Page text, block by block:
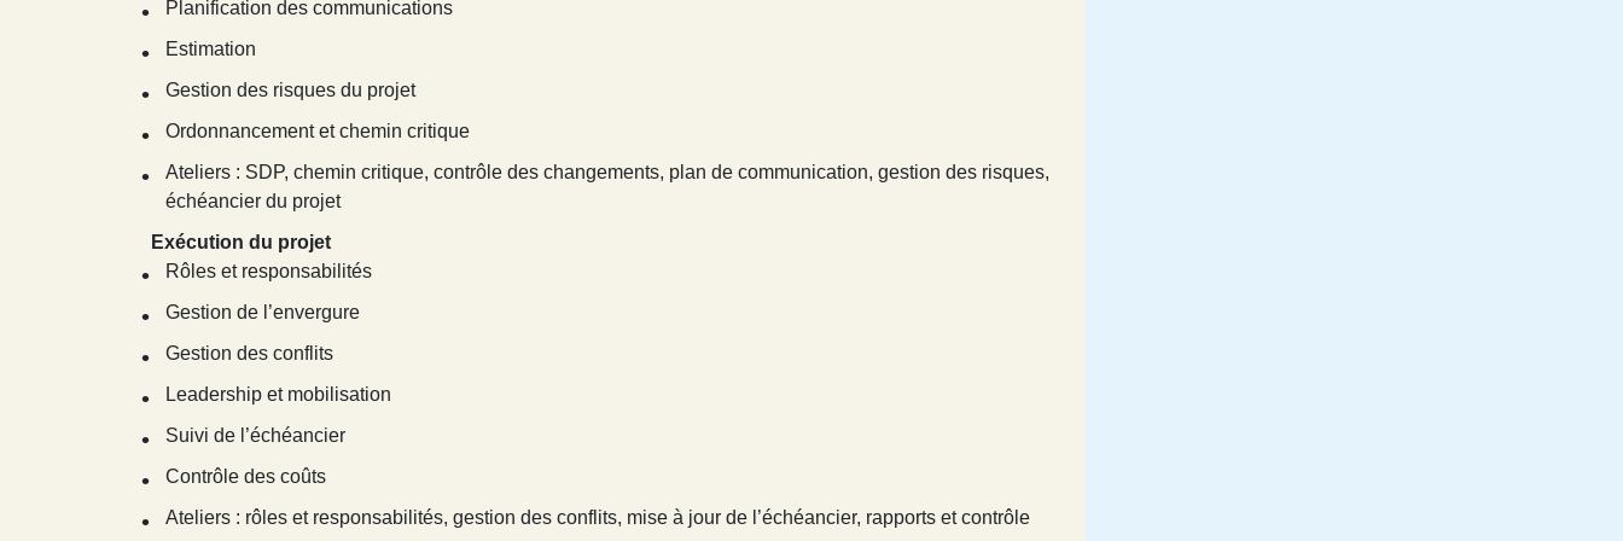
Planification des communications
Estimation
Gestion des risques du projet
Ordonnancement et chemin critique
Ateliers : SDP, chemin critique, contrôle des changements, plan de communication, gestion des risques,
échéancier du projet
Exécution du projet
Rôles et responsabilités
Gestion de l’envergure
Gestion des conflits
Leadership et mobilisation
Suivi de l’échéancier
Contrôle des coûts
Ateliers : rôles et responsabilités, gestion des conflits, mise à jour de l’échéancier, rapports et contrôle